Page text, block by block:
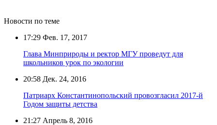
Новости по теме
17:29 Фев. 17, 2017
Глава Минприроды и ректор МГУ проведут для
школьников урок по экологии
20:58 Дек. 24, 2016
Патриарх Константинопольский провозгласил 2017-й
Годом защиты детства
21:27 Апрель 8, 2016